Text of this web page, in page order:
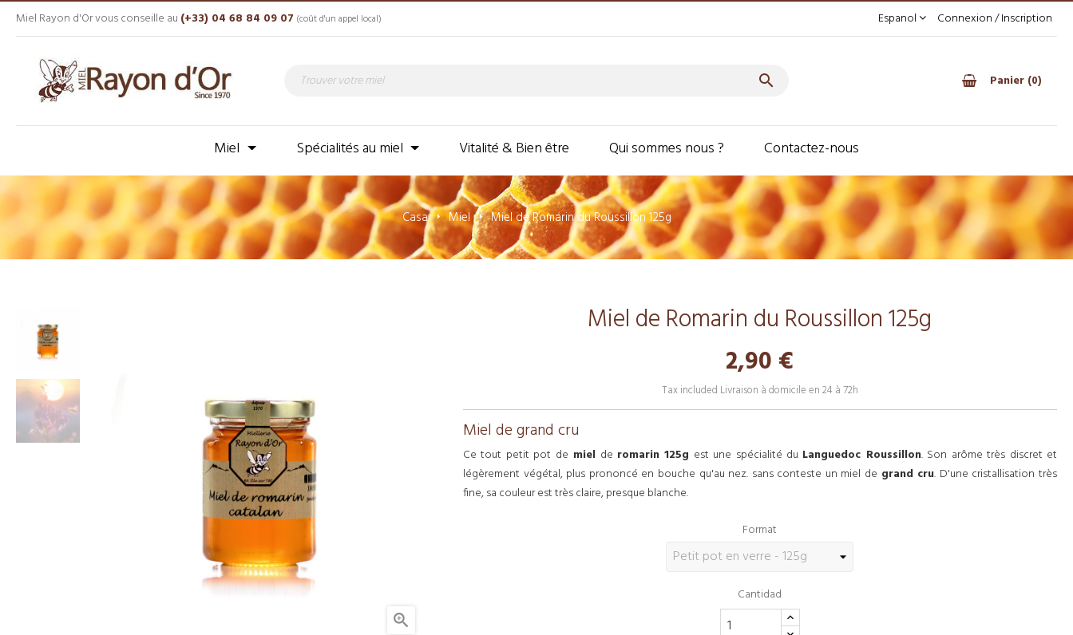
Espanol Connexion / Inscription
Miel Rayon d'Or vous conseille au (+33) 04 68 84 09 07 (coût d'un appel local)
 Panier 0
Miel Spécialités au miel Vitalité & Bien être Qui sommes nous ? Contactez-nous
Casa Miel Miel de Romarin du Roussillon 125g

Miel de Romarin du Roussillon 125g
2,90 €
Tax included Livraison à domicile en 24 à 72h
Miel de grand cru
Ce tout petit pot de miel de romarin 125g est une spécialité du Languedoc Roussillon. Son arôme très discret et
légèrement végétal, plus prononcé en bouche qu'au nez. sans conteste un miel de grand cru. D'une cristallisation très
fine, sa couleur est très claire, presque blanche.
Format
Cantidad